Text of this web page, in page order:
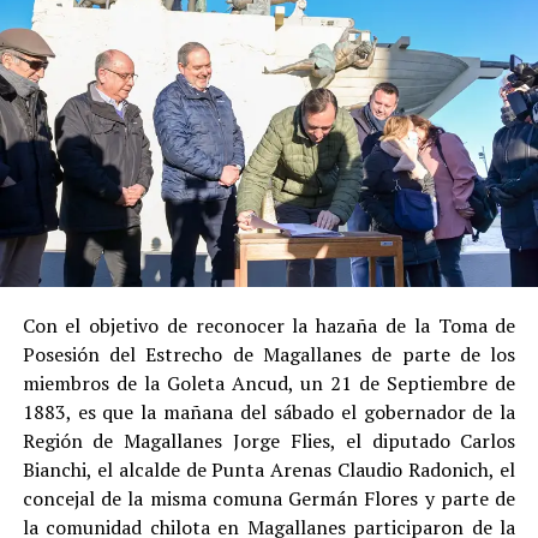
Entre las razones que permitieron esta medida, según la
Justicia, se consideraron dosatenuantes:
Sucolaboración sustancial con la investigación,
al admitir los hechos.
Suconducta anterior irreprochable , al no
registrar antecedentes penales previos.
Estas circunstancias jurídicas, sumadas al
procedimiento abreviado, redujeron la posibilidad de un
cumplimiento efectivo en recinto penitenciario.
Indemnización a la víctima y nueva investigación
por ocultamiento de bienes
En el ámbito civil, elJuzgado de Letras de Castrodictó
enseptiembre de 2023una sentencia que obliga a
Pedro Montecinos apagar una indemnización total de
Con el objetivo de reconocer la hazaña de la Toma de
Posesión del Estrecho de Magallanes de parte de los
miembros de la Goleta Ancud, un 21 de Septiembre de
1883, es que la mañana del sábado el gobernador de la
Región de Magallanes Jorge Flies, el diputado Carlos
Bianchi, el alcalde de Punta Arenas Claudio Radonich, el
concejal de la misma comuna Germán Flores y parte de
la comunidad chilota en Magallanes participaron de la